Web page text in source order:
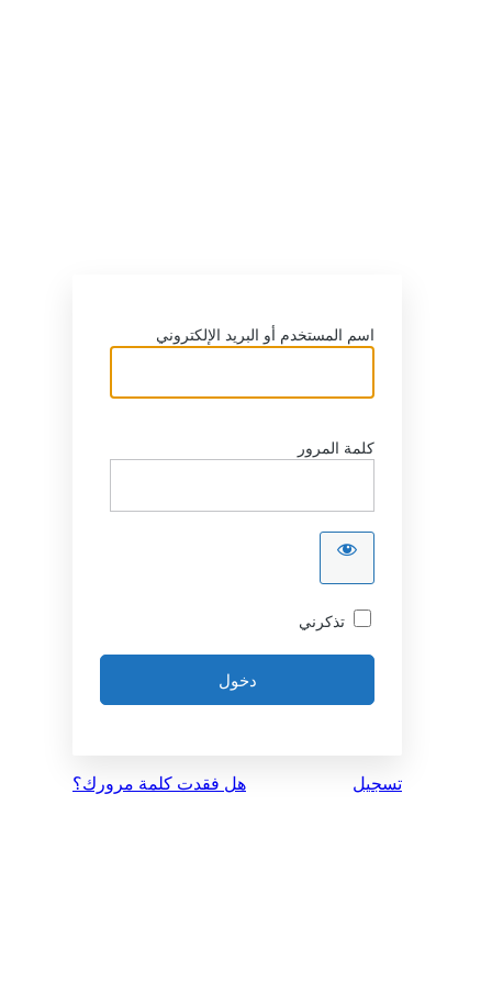
اسم المستخدم أو البريد الإلكتروني
كلمة المرور
تذكرني
تسجيل هل فقدت كلمة مرورك؟